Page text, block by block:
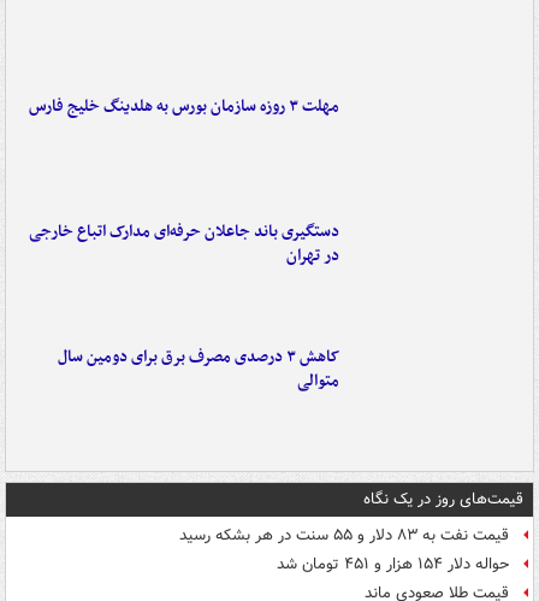
مهلت ۳ روزه سازمان بورس به هلدینگ خلیج فارس
دستگیری باند جاعلان حرفه‌ای مدارک اتباع خارجی
در تهران
کاهش ۳ درصدی مصرف برق برای دومین سال
متوالی
قیمت‌های روز در یک نگاه
قیمت نفت به ۸۳ دلار و ۵۵ سنت در هر بشکه رسید
حواله دلار ۱۵۴ هزار و ۴۵۱ تومان شد
قیمت طلا صعودی ماند